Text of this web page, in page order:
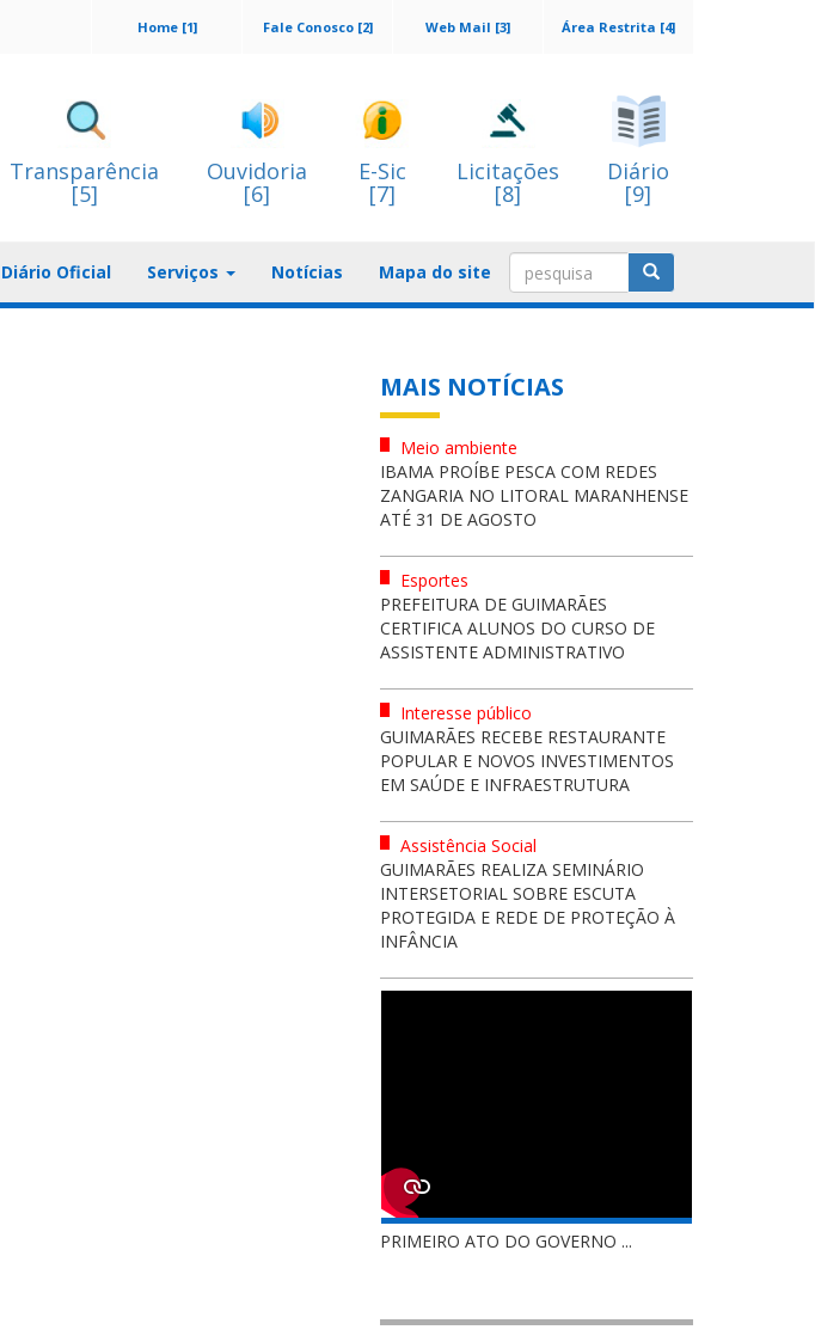
Área Restrita [4]
Web Mail [3]
Fale Conosco [2]
Home [1]
Transparência
[5]
Ouvidoria
[6]
E-Sic
[7]
Licitações
[8]
Diário
[9]
Diário Oficial Serviços Notícias Mapa do site
MAIS NOTÍCIAS
Meio ambiente
IBAMA PROÍBE PESCA COM REDES
ZANGARIA NO LITORAL MARANHENSE
ATÉ 31 DE AGOSTO
Esportes
PREFEITURA DE GUIMARÃES
CERTIFICA ALUNOS DO CURSO DE
ASSISTENTE ADMINISTRATIVO
Interesse público
GUIMARÃES RECEBE RESTAURANTE
POPULAR E NOVOS INVESTIMENTOS
EM SAÚDE E INFRAESTRUTURA
Assistência Social
GUIMARÃES REALIZA SEMINÁRIO
INTERSETORIAL SOBRE ESCUTA
PROTEGIDA E REDE DE PROTEÇÃO À
INFÂNCIA
PRIMEIRO ATO DO GOVERNO ...